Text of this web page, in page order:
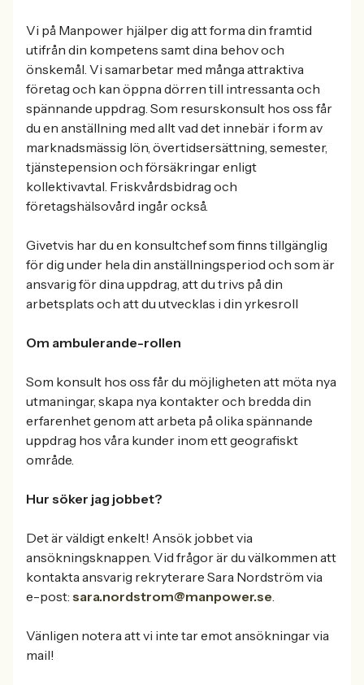
Vi på Manpower hjälper dig att forma din framtid
utifrån din kompetens samt dina behov och
önskemål. Vi samarbetar med många attraktiva
företag och kan öppna dörren till intressanta och
spännande uppdrag. Som resurskonsult hos oss får
du en anställning med allt vad det innebär i form av
marknadsmässig lön, övertidsersättning, semester,
tjänstepension och försäkringar enligt
kollektivavtal. Friskvårdsbidrag och
företagshälsovård ingår också.
Givetvis har du en konsultchef som finns tillgänglig
för dig under hela din anställningsperiod och som är
ansvarig för dina uppdrag, att du trivs på din
arbetsplats och att du utvecklas i din yrkesroll
Om ambulerande-rollen
Som konsult hos oss får du möjligheten att möta nya
utmaningar, skapa nya kontakter och bredda din
erfarenhet genom att arbeta på olika spännande
uppdrag hos våra kunder inom ett geografiskt
område.
Hur söker jag jobbet?
Det är väldigt enkelt! Ansök jobbet via
ansökningsknappen. Vid frågor är du välkommen att
kontakta ansvarig rekryterare Sara Nordström via
e-post: sara.nordstrom@manpower.se.
Vänligen notera att vi inte tar emot ansökningar via
mail!